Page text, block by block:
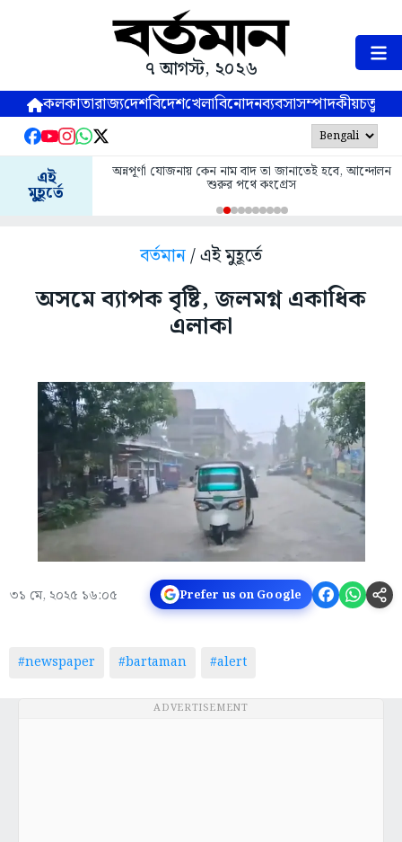
৭ আগস্ট, ২০২৬
কলকাতারাজ্যদেশবিদেশখেলাবিনোদনব্যবসাসম্পাদকীয়
এই
মুহূর্তে
অন্নপূর্ণা যোজনায় কেন নাম বাদ তা জানাতেই হবে, আন্দোলন
শুরুর পথে কংগ্রেস
বর্তমান/ এই মুহূর্তে
অসমে ব্যাপক বৃষ্টি, জলমগ্ন একাধিক
এলাকা
৩১ মে, ২০২৫ ১৬:০৫ Prefer us on Google
#newspaper #bartaman #alert
ADVERTISEMENT